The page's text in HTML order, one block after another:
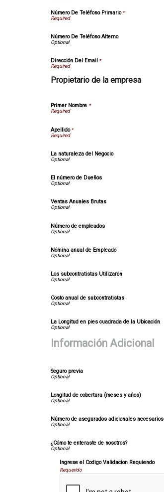
Número De Teléfono Primario*
Número De Teléfono Alterno
Dirección Del Email *
Propietario de la empresa
Primer Nombre *
Apellido*
La naturaleza del Negocio
El número de Dueños
Ventas Anuales Brutas
Número de empleados
Nómina anual de Empleado
Los subcontratistas Utilizaron
Costo anual de subcontratistas
La Longitud en pies cuadrada de la Ubicación
Información Adicional
Seguro previa
Longitud de cobertura (meses y años)
Número de asegurados adicionales necesarios
¿Cómo te enteraste de nosotros?
Ingrese el Codigo Validacion Requiendo
Requerido